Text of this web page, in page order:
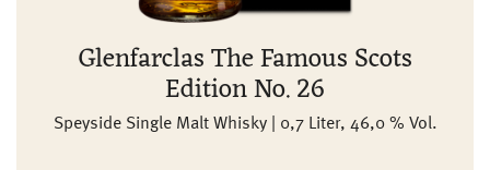
Glenfarclas The Famous Scots
Edition No. 26
Speyside Single Malt Whisky | 0,7 Liter, 46,0 % Vol.